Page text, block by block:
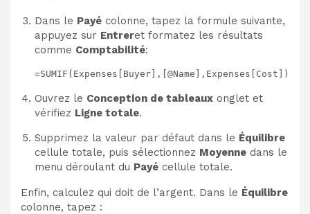
Dans le Payé colonne, tapez la formule suivante,
appuyez sur Entreret formatez les résultats
comme Comptabilité:
=SUMIF(Expenses[Buyer],[@Name],Expenses[Cost])
Ouvrez le Conception de tableaux onglet et
vérifiez Ligne totale.
Supprimez la valeur par défaut dans le Équilibre
cellule totale, puis sélectionnez Moyenne dans le
menu déroulant du Payé cellule totale.
Enfin, calculez qui doit de l’argent. Dans le Équilibre
colonne, tapez :